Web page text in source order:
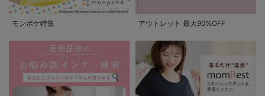
モンポケ特集 アウトレット 最大90%OFF